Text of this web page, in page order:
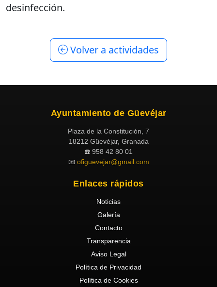
desinfección.
Volver a actividades
Ayuntamiento de Güevéjar
Plaza de la Constitución, 7
18212 Güevéjar, Granada
☎️ 958 42 80 01
📧 ofiguevejar@gmail.com
Enlaces rápidos
Noticias
Galería
Contacto
Transparencia
Aviso Legal
Política de Privacidad
Política de Cookies